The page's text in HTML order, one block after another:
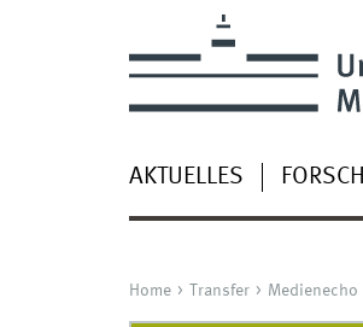
AKTUELLES
Home Transfer Medienecho